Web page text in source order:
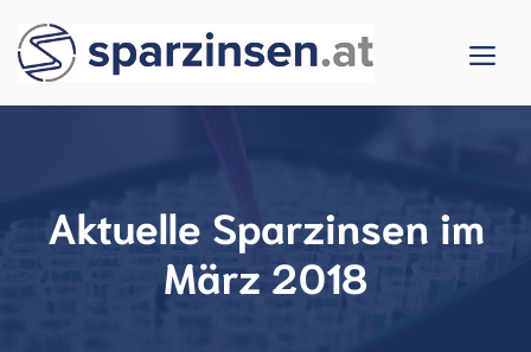
Inhalt
springen
Aktuelle Sparzinsen im
März 2018